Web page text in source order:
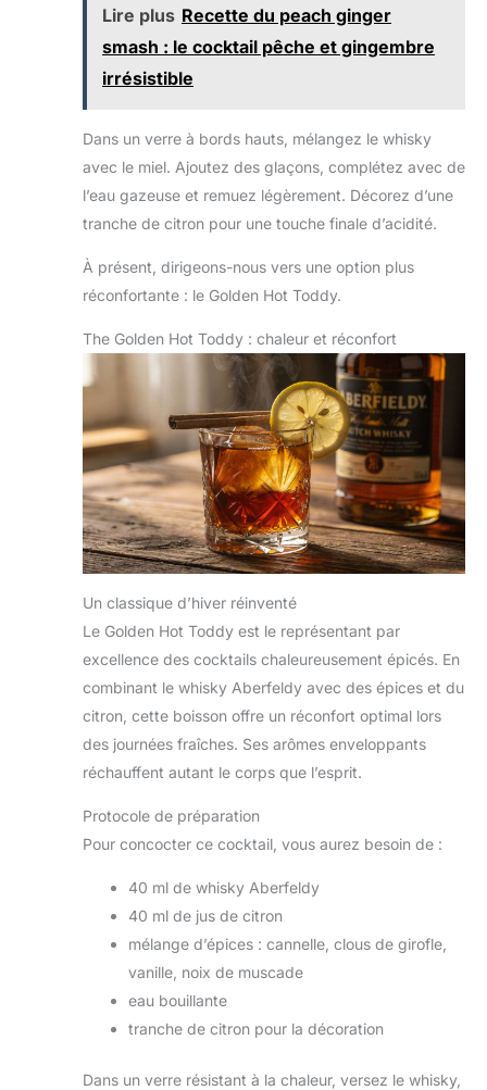
Lire plus Recette du peach ginger
smash : le cocktail pêche et gingembre
irrésistible
Dans un verre à bords hauts, mélangez le whisky
avec le miel. Ajoutez des glaçons, complétez avec de
l’eau gazeuse et remuez légèrement. Décorez d’une
tranche de citron pour une touche finale d’acidité.
À présent, dirigeons-nous vers une option plus
réconfortante : le Golden Hot Toddy.
The Golden Hot Toddy : chaleur et réconfort
Un classique d’hiver réinventé
Le Golden Hot Toddy est le représentant par
excellence des cocktails chaleureusement épicés. En
combinant le whisky Aberfeldy avec des épices et du
citron, cette boisson offre un réconfort optimal lors
des journées fraîches. Ses arômes enveloppants
réchauffent autant le corps que l’esprit.
Protocole de préparation
Pour concocter ce cocktail, vous aurez besoin de :
40 ml de whisky Aberfeldy
40 ml de jus de citron
mélange d’épices : cannelle, clous de girofle,
vanille, noix de muscade
eau bouillante
tranche de citron pour la décoration
Dans un verre résistant à la chaleur, versez le whisky,